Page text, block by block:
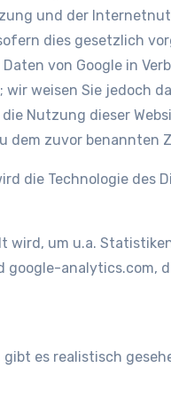
und der
dies gesetzlich
von Google in
weisen Sie jedoch
Nutzung dieser
dem zuvor benannten
die Technologie des
wird, um u.a.
analytics.com,
es realistisch